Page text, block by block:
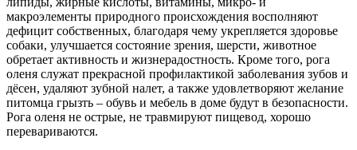
макроэлементы природного происхождения восполняют
дефицит собственных, благодаря чему укрепляется здоровье
собаки, улучшается состояние зрения, шерсти, животное
обретает активность и жизнерадостность. Кроме того, рога
оленя служат прекрасной профилактикой заболевания зубов и
дёсен, удаляют зубной налет, а также удовлетворяют желание
питомца грызть – обувь и мебель в доме будут в безопасности.
Рога оленя не острые, не травмируют пищевод, хорошо
перевариваются.